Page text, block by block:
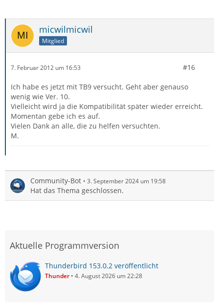
micwilmicwil
Mitglied
7. Februar 2012 um 16:53 #16
Ich habe es jetzt mit TB9 versucht. Geht aber genauso
wenig wie Ver. 10.
Vielleicht wird ja die Kompatibilität später wieder erreicht.
Momentan gebe ich es auf.
Vielen Dank an alle, die zu helfen versuchten.
M.
Community-Bot 3. September 2024 um 19:58
Hat das Thema geschlossen.
Aktuelle Programmversion
Thunderbird 153.0.2 veröffentlicht
Thunder 4. August 2026 um 22:28